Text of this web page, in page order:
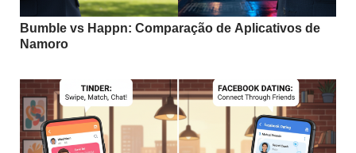
Bumble vs Happn: Comparação de Aplicativos de
Namoro